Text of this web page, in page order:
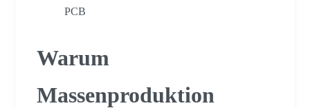
PCB
Warum
Massenproduktion